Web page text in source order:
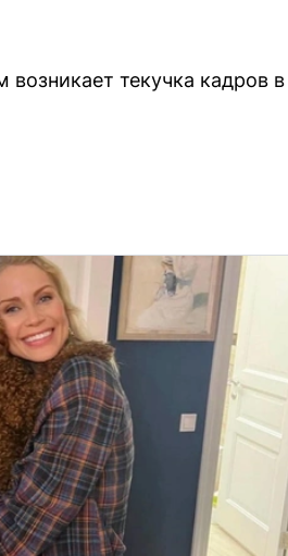
текучка кадров в